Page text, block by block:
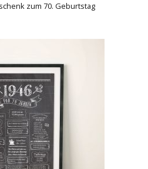
zum 70. Geburtstag